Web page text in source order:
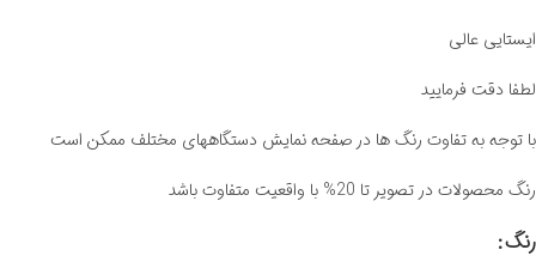
ایستایی عالی
لطفا دقت فرمایید
با توجه به تفاوت رنگ ها در صفحه نمایش دستگاههای مختلف ممکن است
رنگ محصولات در تصویر تا 20% با واقعیت متفاوت باشد
رنگ